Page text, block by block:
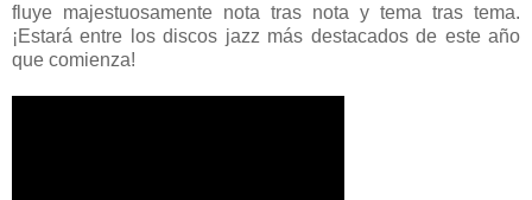
fluye majestuosamente nota tras nota y tema tras tema.
¡Estará entre los discos jazz más destacados de este año
que comienza!